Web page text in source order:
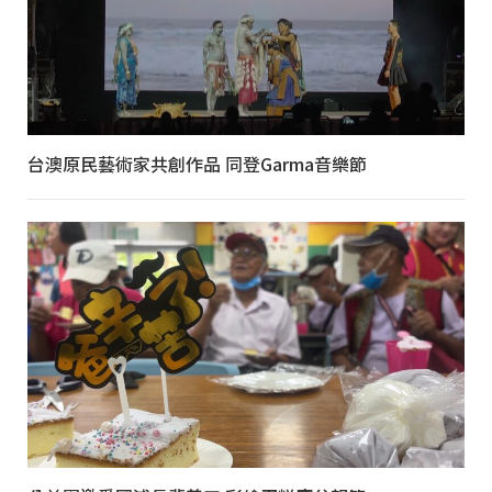
台澳原民藝術家共創作品 同登Garma音樂節